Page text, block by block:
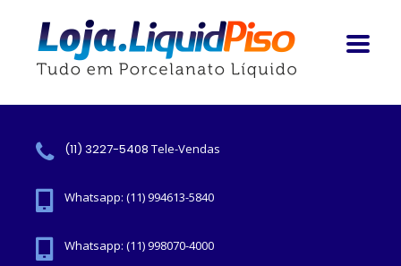
(11) 3227-5408 Tele-Vendas
Whatsapp: (11) 994613-5840
Whatsapp: (11) 998070-4000